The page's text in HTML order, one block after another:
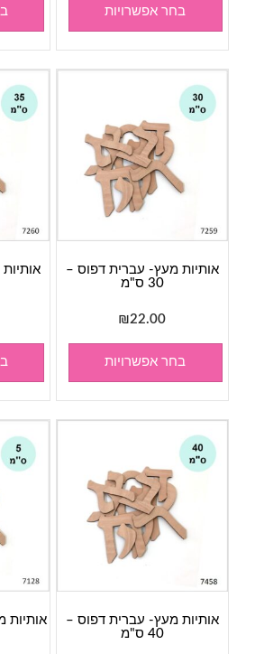
בחר אפשרויות
אותיות מעץ- עברית דפוס –
30 ס"מ
₪22.00
בחר אפשרויות
אותיות מעץ- עברית דפוס –
40 ס"מ